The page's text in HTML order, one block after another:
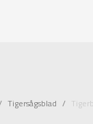
Tigersågsblad